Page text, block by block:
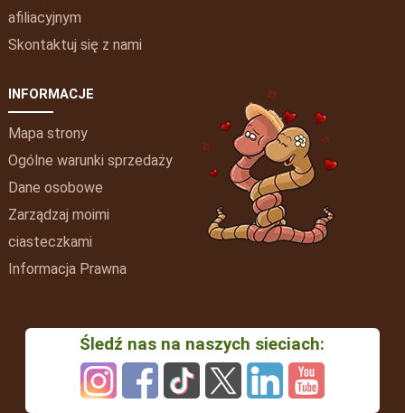
afiliacyjnym
Skontaktuj się z nami
INFORMACJE
Mapa strony
Ogólne warunki sprzedaży
Dane osobowe
Zarządzaj moimi
ciasteczkami
Informacja Prawna
Śledź nas na naszych sieciach: